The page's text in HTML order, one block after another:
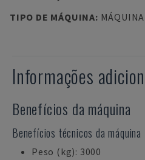
TIPO DE MÁQUINA:
Informações
Benefícios da máquina
Benefícios técnicos da máquina
Peso (kg): 3000